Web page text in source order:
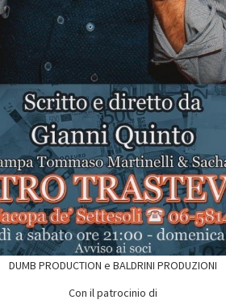
DUMB PRODUCTION e BALDRINI PRODUZIONI
Con il patrocinio di